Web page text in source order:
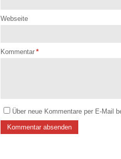
Webseite
Kommentar *
Über neue Kommentare per E-Mail
Kommentar absenden